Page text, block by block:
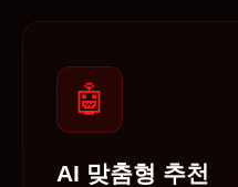
🤖
AI 맞춤형 추천